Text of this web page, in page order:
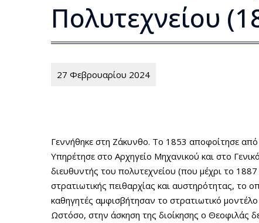
Πολυτεχνείου
27 Φεβρουαρίου 2024
Γεννήθηκε στη Ζάκυνθο. Το 1853 αποφοίτησε
Υπηρέτησε στο Αρχηγείο Μηχανικού και στο
διευθυντής του πολυτεχνείου (που μέχρι το
στρατιωτικής πειθαρχίας και αυστηρότητας, το
καθηγητές αμφισβήτησαν το στρατιωτικό
Ωστόσο, στην άσκηση της διοίκησης ο Θεοφιλάς